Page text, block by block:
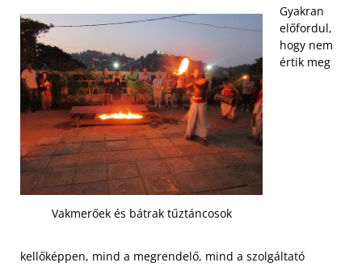
Vakmerőek és bátrak tűztáncosok
Gyakran
előfordul,
hogy nem
értik meg
kellőképpen, mind a megrendelő, mind a szolgáltató